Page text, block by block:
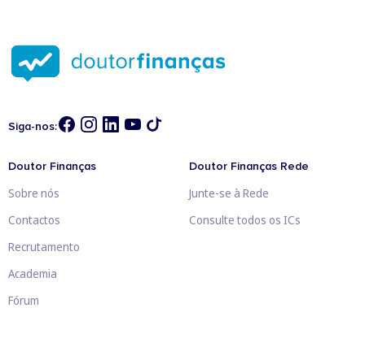
Siga-nos:
Doutor Finanças
Sobre nós
Contactos
Recrutamento
Academia
Fórum
Doutor Finanças Rede
Junte-se à Rede
Consulte todos os ICs